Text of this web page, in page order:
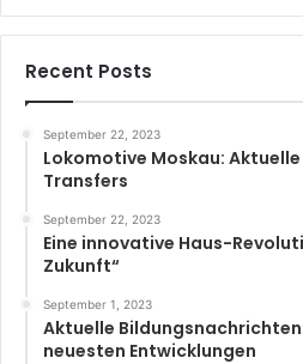
Recent Posts
September 22, 2023
Lokomotive Moskau:
Transfers
September 22, 2023
Eine innovative Haus-
Zukunft“
September 1, 2023
Aktuelle
neuesten Entwicklungen